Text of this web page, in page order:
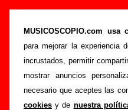
MUSICOSCOPIO.com
para mejorar la experiencia
incrustados, permitir
mostrar anuncios
necesario que aceptes las
cookies y de nuestra
“Ectoplasma”
Terror
Portada >Futuro Terror >
Esta página pretende
sobre eldisco
Terror. Además del